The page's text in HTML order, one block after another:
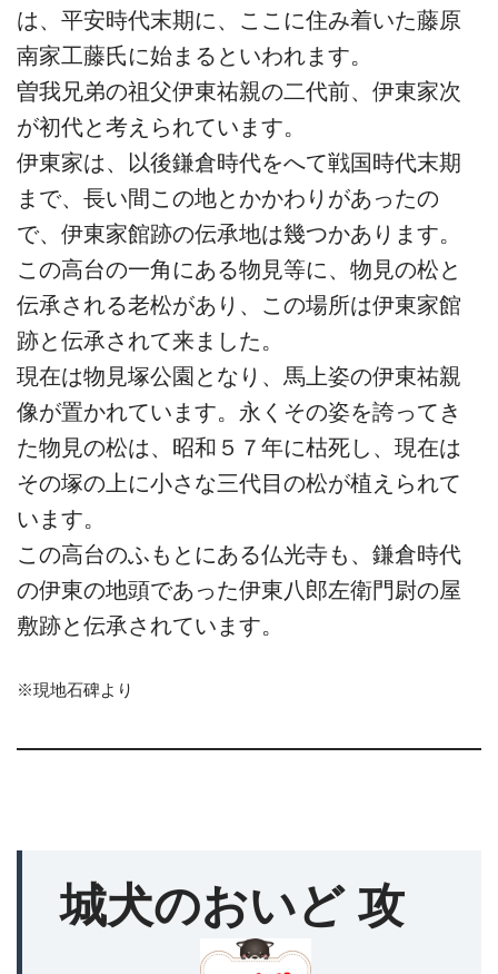
は、平安時代末期に、ここに住み着いた藤原
南家工藤氏に始まるといわれます。
曽我兄弟の祖父伊東祐親の二代前、伊東家次
が初代と考えられています。
伊東家は、以後鎌倉時代をへて戦国時代末期
まで、長い間この地とかかわりがあったの
で、伊東家館跡の伝承地は幾つかあります。
この高台の一角にある物見等に、物見の松と
伝承される老松があり、この場所は伊東家館
跡と伝承されて来ました。
現在は物見塚公園となり、馬上姿の伊東祐親
像が置かれています。永くその姿を誇ってき
た物見の松は、昭和５７年に枯死し、現在は
その塚の上に小さな三代目の松が植えられて
います。
この高台のふもとにある仏光寺も、鎌倉時代
の伊東の地頭であった伊東八郎左衛門尉の屋
敷跡と伝承されています。
※現地石碑より
城犬のおいど 攻